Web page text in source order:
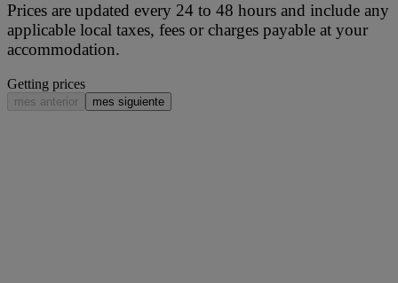
Prices are updated every 24 to 48 hours and include any
applicable local taxes, fees or charges payable at your
accommodation.
Getting prices
mes anterior mes siguiente